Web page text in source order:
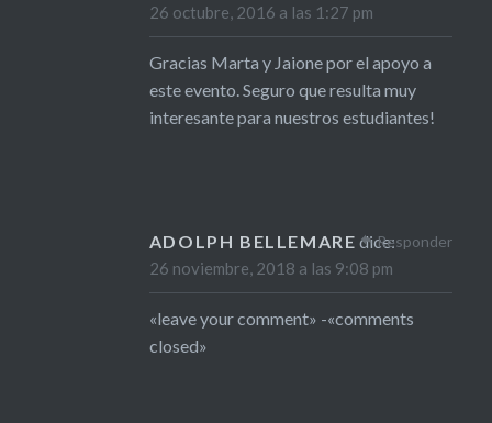
26 octubre, 2016 a las 1:27 pm
Gracias Marta y Jaione por el apoyo a
este evento. Seguro que resulta muy
interesante para nuestros estudiantes!
ADOLPH BELLEMARE dice:
26 noviembre, 2018 a las 9:08 pm
«leave your comment» -«comments
closed»
Responder